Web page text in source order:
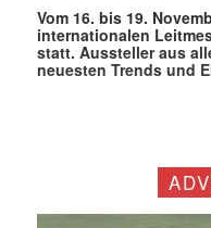
Vom 16. bis 19.
internationalen
statt. Aussteller aus
neuesten Trends und